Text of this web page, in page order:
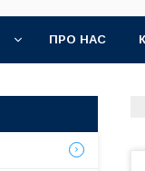
ПРО НАС